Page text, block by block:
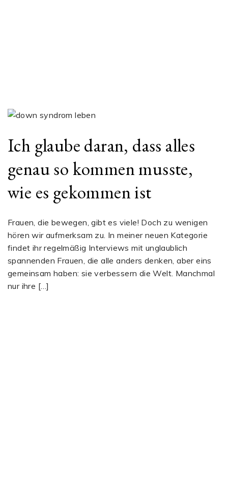
Ich glaube daran, dass alles
genau so kommen musste,
wie es gekommen ist
Frauen, die bewegen, gibt es viele! Doch zu wenigen
hören wir aufmerksam zu. In meiner neuen Kategorie
findet ihr regelmäßig Interviews mit unglaublich
spannenden Frauen, die alle anders denken, aber eins
gemeinsam haben: sie verbessern die Welt. Manchmal
nur ihre […]